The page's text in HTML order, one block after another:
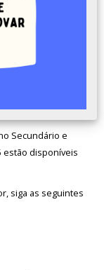
Secundário e
estão disponíveis
siga as seguintes